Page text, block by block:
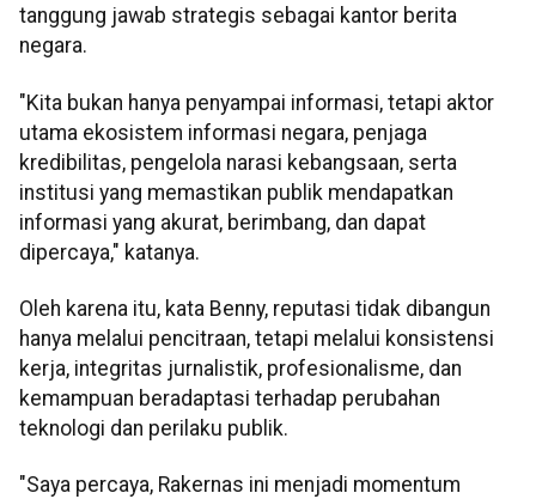
tanggung jawab strategis sebagai kantor berita
negara.
"Kita bukan hanya penyampai informasi, tetapi aktor
utama ekosistem informasi negara, penjaga
kredibilitas, pengelola narasi kebangsaan, serta
institusi yang memastikan publik mendapatkan
informasi yang akurat, berimbang, dan dapat
dipercaya," katanya.
Oleh karena itu, kata Benny, reputasi tidak dibangun
hanya melalui pencitraan, tetapi melalui konsistensi
kerja, integritas jurnalistik, profesionalisme, dan
kemampuan beradaptasi terhadap perubahan
teknologi dan perilaku publik.
"Saya percaya, Rakernas ini menjadi momentum